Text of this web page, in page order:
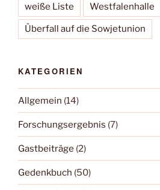
weiße Liste Westfalenhalle
Überfall auf die Sowjetunion
KATEGORIEN
Allgemein (14)
Forschungsergebnis (7)
Gastbeiträge (2)
Gedenkbuch (50)